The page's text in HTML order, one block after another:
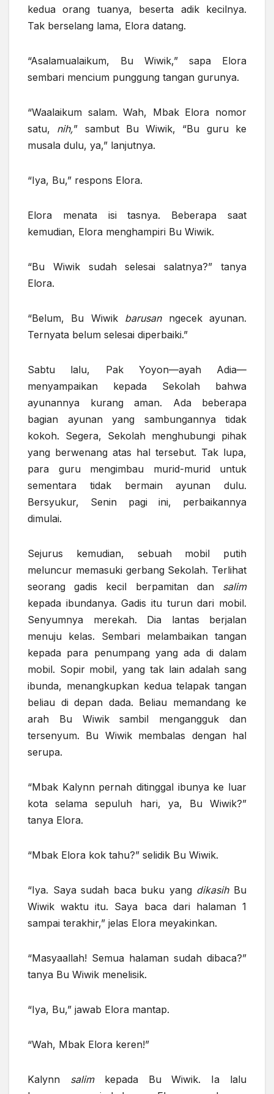
kedua orang tuanya, beserta adik kecilnya.
Tak berselang lama, Elora datang.
“Asalamualaikum, Bu Wiwik,” sapa Elora
sembari mencium punggung tangan gurunya.
“Waalaikum salam. Wah, Mbak Elora nomor
satu, nih,” sambut Bu Wiwik, “Bu guru ke
musala dulu, ya,” lanjutnya.
“Iya, Bu,” respons Elora.
Elora menata isi tasnya. Beberapa saat
kemudian, Elora menghampiri Bu Wiwik.
“Bu Wiwik sudah selesai salatnya?” tanya
Elora.
“Belum, Bu Wiwik barusan ngecek ayunan.
Ternyata belum selesai diperbaiki.”
Sabtu lalu, Pak Yoyon—ayah Adia—
menyampaikan kepada Sekolah bahwa
ayunannya kurang aman. Ada beberapa
bagian ayunan yang sambungannya tidak
kokoh. Segera, Sekolah menghubungi pihak
yang berwenang atas hal tersebut. Tak lupa,
para guru mengimbau murid-murid untuk
sementara tidak bermain ayunan dulu.
Bersyukur, Senin pagi ini, perbaikannya
dimulai.
Sejurus kemudian, sebuah mobil putih
meluncur memasuki gerbang Sekolah. Terlihat
seorang gadis kecil berpamitan dan salim
kepada ibundanya. Gadis itu turun dari mobil.
Senyumnya merekah. Dia lantas berjalan
menuju kelas. Sembari melambaikan tangan
kepada para penumpang yang ada di dalam
mobil. Sopir mobil, yang tak lain adalah sang
ibunda, menangkupkan kedua telapak tangan
beliau di depan dada. Beliau memandang ke
arah Bu Wiwik sambil mengangguk dan
tersenyum. Bu Wiwik membalas dengan hal
serupa.
“Mbak Kalynn pernah ditinggal ibunya ke luar
kota selama sepuluh hari, ya, Bu Wiwik?”
tanya Elora.
“Mbak Elora kok tahu?” selidik Bu Wiwik.
“Iya. Saya sudah baca buku yang dikasih Bu
Wiwik waktu itu. Saya baca dari halaman 1
sampai terakhir,” jelas Elora meyakinkan.
“Masyaallah! Semua halaman sudah dibaca?”
tanya Bu Wiwik menelisik.
“Iya, Bu,” jawab Elora mantap.
“Wah, Mbak Elora keren!”
Kalynn salim kepada Bu Wiwik. Ia lalu